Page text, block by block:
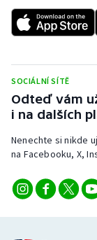
Stolní tenis
Veslování
Volejbal
Ostatní
SOCIÁLNÍ SÍTĚ
Odteď vám
i na dalších
Nenechte si nikde
na Facebooku, X,